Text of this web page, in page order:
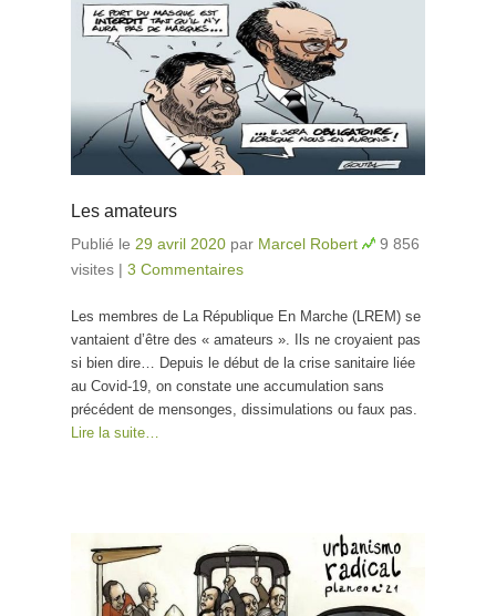
Les amateurs
Publié le 29 avril 2020 par Marcel Robert
9 856
visites | 3 Commentaires
Les membres de La République En Marche (LREM) se
vantaient d’être des « amateurs ». Ils ne croyaient pas
si bien dire… Depuis le début de la crise sanitaire liée
au Covid-19, on constate une accumulation sans
précédent de mensonges, dissimulations ou faux pas.
Lire la suite…